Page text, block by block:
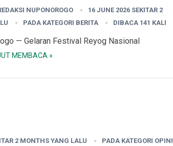
NUPONOROGO
16 JUNE 2026 SEKITAR 2
PADA KATEGORI BERITA DIBACA 141 KALI
— Gelaran Festival Reyog Nasional
MEMBACA »
2 MONTHS YANG LALU PADA KATEGORI OPINI